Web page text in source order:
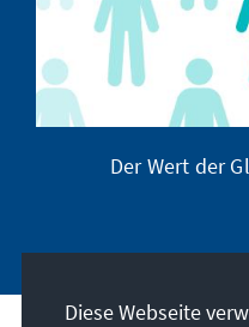
Der Wert der
Diese Webseite